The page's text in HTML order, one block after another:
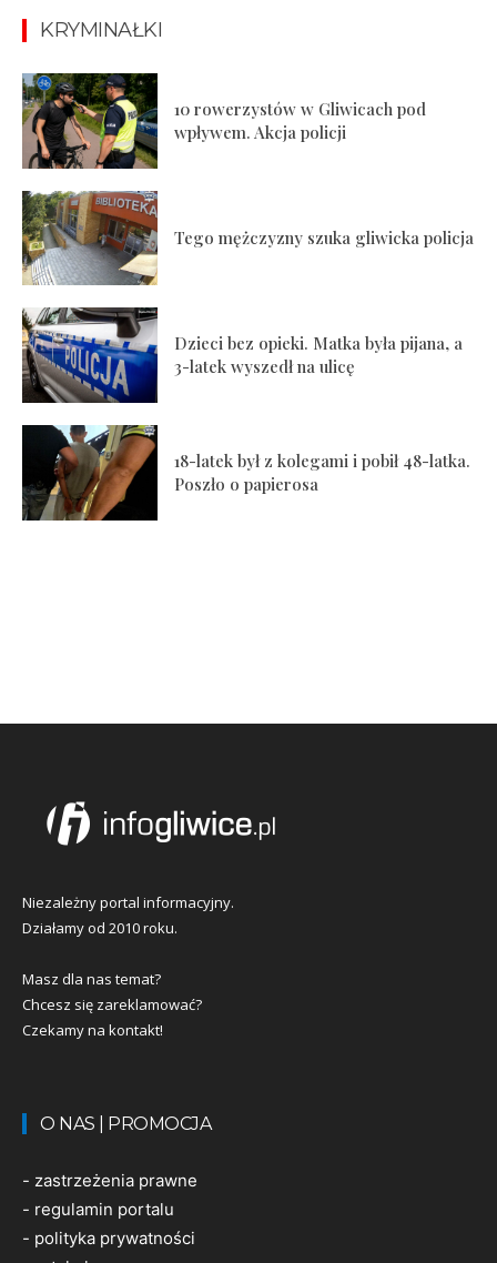
KRYMINAŁKI
10 rowerzystów w Gliwicach pod
wpływem. Akcja policji
Tego mężczyzny szuka gliwicka policja
Dzieci bez opieki. Matka była pijana, a
3-latek wyszedł na ulicę
18-latek był z kolegami i pobił 48-latka.
Poszło o papierosa
Niezależny portal informacyjny.
Działamy od 2010 roku.
Masz dla nas temat?
Chcesz się zareklamować?
Czekamy na kontakt!
O NAS | PROMOCJA
- zastrzeżenia prawne
- regulamin portalu
- polityka prywatności